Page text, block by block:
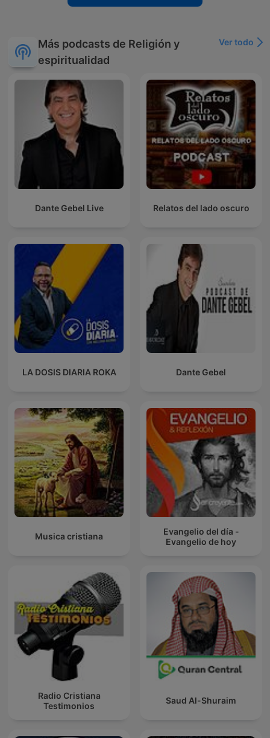
Más podcasts de Religión y
espiritualidad
Ver todo
Dante Gebel Live Relatos del lado oscuro
LA DOSIS DIARIA ROKA Dante Gebel
Musica cristiana
Evangelio del día -
Evangelio de hoy
Radio Cristiana
Testimonios
Saud Al-Shuraim